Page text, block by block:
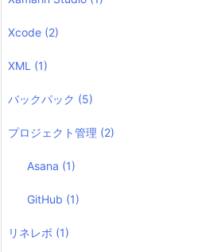
Xcode (2)
XML (1)
バックパック (5)
プロジェクト管理 (2)
Asana (1)
GitHub (1)
リネレボ (1)